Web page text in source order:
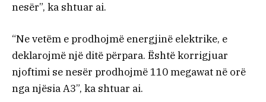
nesër”, ka shtuar ai.
“Ne vetëm e prodhojmë energjinë elektrike, e
deklarojmë një ditë përpara. Është korrigjuar
njoftimi se nesër prodhojmë 110 megawat në orë
nga njësia A3”, ka shtuar ai.